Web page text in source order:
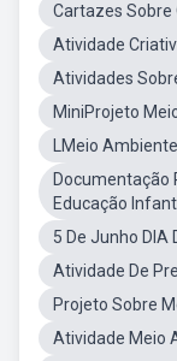
Cartazes
Atividade
Atividades
MiniProjeto
LMeio
Documentação
Educação
5 De Junho DIA
Atividade De
Projeto Sobre
Atividade Meio